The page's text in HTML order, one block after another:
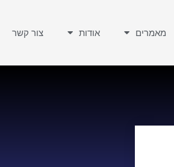
מאמרים אודות צור קשר